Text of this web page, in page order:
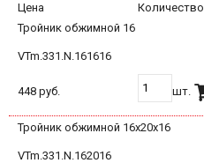
Цена
Количество
Тройник обжимной 16
VTm.331.N.161616
448 руб. шт.
Тройник обжимной 16х20х16
VTm.331.N.162016